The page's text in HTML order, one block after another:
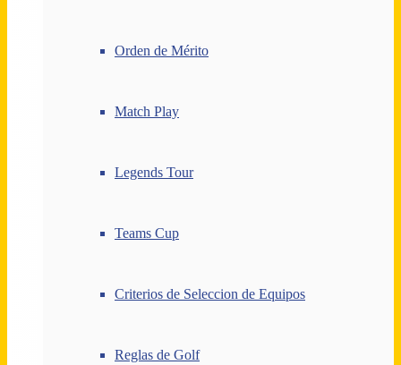
Orden de Mérito
Match Play
Legends Tour
Teams Cup
Criterios de Seleccion de Equipos
Reglas de Golf